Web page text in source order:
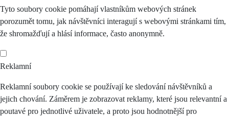
Tyto soubory cookie pomáhají vlastníkům webových stránek
porozumět tomu, jak návštěvníci interagují s webovými stránkami tím,
že shromažďují a hlásí informace, často anonymně.
Reklamní
Reklamní soubory cookie se používají ke sledování návštěvníků a
jejich chování. Záměrem je zobrazovat reklamy, které jsou relevantní a
poutavé pro jednotlivé uživatele, a proto jsou hodnotnější pro